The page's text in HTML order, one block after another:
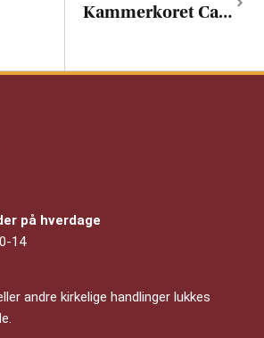
Kammerkoret Carmina synger KOMVEST
på hverdage
14
andre kirkelige handlinger lukkes